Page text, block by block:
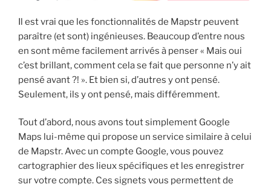
Il est vrai que les fonctionnalités de Mapstr peuvent
paraître (et sont) ingénieuses. Beaucoup d’entre nous
en sont même facilement arrivés à penser « Mais oui
c’est brillant, comment cela se fait que personne n’y ait
pensé avant ?! ». Et bien si, d’autres y ont pensé.
Seulement, ils y ont pensé, mais différemment.
Tout d’abord, nous avons tout simplement Google
Maps lui-même qui propose un service similaire à celui
de Mapstr. Avec un compte Google, vous pouvez
cartographier des lieux spécifiques et les enregistrer
sur votre compte. Ces signets vous permettent de